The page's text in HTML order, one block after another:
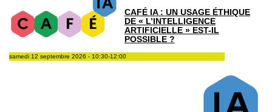
CAFÉ IA : UN USAGE ÉTHIQUE
DE « L’INTELLIGENCE
ARTIFICIELLE » EST-IL
POSSIBLE ?
samedi 12 septembre 2026 - 10:30-12:00